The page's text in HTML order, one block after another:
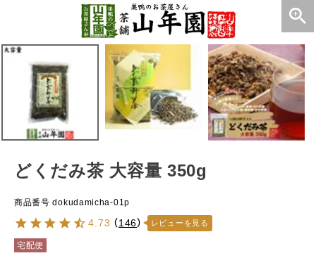
どくだみ茶 大容量 350g
商品番号 dokudamicha-01p
4.73 （146） レビューを見る
宅配便